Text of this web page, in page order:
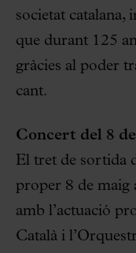
societat catalana,
que durant 125
gràcies al poder
cant.
Concert del 8
El tret de sortida
proper 8 de maig
amb l’actuació
Català i